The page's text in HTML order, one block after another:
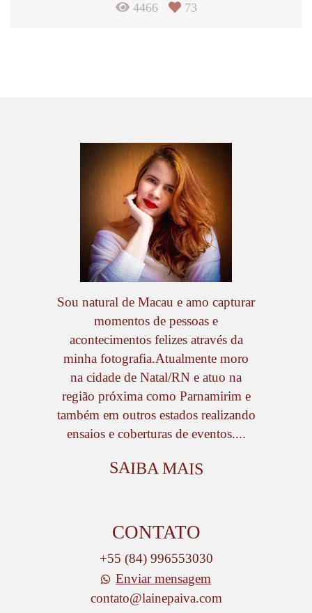
4466
73
Sou natural de Macau e amo capturar
momentos de pessoas e
acontecimentos felizes através da
minha fotografia.Atualmente moro
na cidade de Natal/RN e atuo na
região próxima como Parnamirim e
também em outros estados realizando
ensaios e coberturas de eventos....
SAIBA MAIS
CONTATO
+55 (84) 996553030
Enviar mensagem
contato@lainepaiva.com